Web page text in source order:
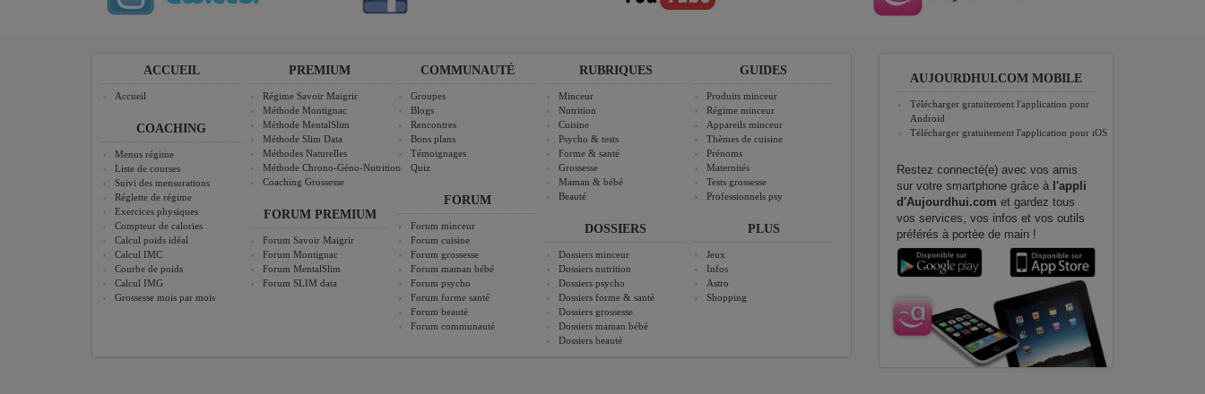
ACCUEIL
Accueil
COACHING
Menus régime
Liste de courses
Suivi des mensurations
Réglette de régime
Exercices physiques
Compteur de calories
Calcul poids idéal
Calcul IMC
Courbe de poids
Calcul IMG
Grossesse mois par mois
PREMIUM
Régime Savoir Maigrir
Méthode Montignac
Méthode MentalSlim
Méthode Slim Data
Méthodes Naturelles
Méthode Chrono-Géno-Nutrition
Coaching Grossesse
FORUM PREMIUM
Forum Savoir Maigrir
Forum Montignac
Forum MentalSlim
Forum SLIM data
COMMUNAUTÉ
Groupes
Blogs
Rencontres
Bons plans
Témoignages
Quiz
FORUM
Forum minceur
Forum cuisine
Forum grossesse
Forum maman bébé
Forum psycho
Forum forme santé
Forum beauté
Forum communauté
RUBRIQUES
Minceur
Nutrition
Cuisine
Psycho & tests
Forme & santé
Grossesse
Maman & bébé
Beauté
DOSSIERS
Dossiers minceur
Dossiers nutrition
Dossiers psycho
Dossiers forme & santé
Dossiers grossesse
Dossiers maman bébé
Dossiers beauté
GUIDES
Produits minceur
Régime minceur
Appareils minceur
Thèmes de cuisine
Prénoms
Maternités
Tests grossesse
Professionnels psy
PLUS
Jeux
Infos
Astro
Shopping
AUJOURDHUI.COM MOBILE
Télécharger gratuitement l'application pour
Android
Télécharger gratuitement l'application pour iOS
Restez connecté(e) avec vos amis
sur votre smartphone grâce à l'appli
d'Aujourdhui.com et gardez tous
vos services, vos infos et vos outils
préférés à portée de main !